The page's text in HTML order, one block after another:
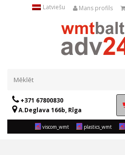
Latviešu Mans profils
+371 67800830
A.Deglava 166b, Rīga
viscom_wmt plastics_wmt